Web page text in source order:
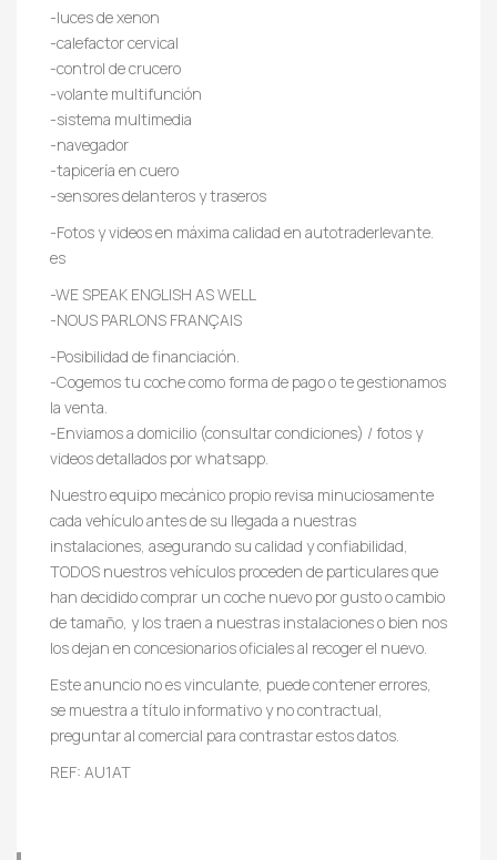
-luces de xenon
-calefactor cervical
-control de crucero
-volante multifunción
-sistema multimedia
-navegador
-tapicería en cuero
-sensores delanteros y traseros
-Fotos y videos en máxima calidad en autotraderlevante.
es
-WE SPEAK ENGLISH AS WELL
-NOUS PARLONS FRANÇAIS
-Posibilidad de financiación.
-Cogemos tu coche como forma de pago o te gestionamos
la venta.
-Enviamos a domicilio (consultar condiciones) / fotos y
videos detallados por whatsapp.
Nuestro equipo mecánico propio revisa minuciosamente
cada vehículo antes de su llegada a nuestras
instalaciones, asegurando su calidad y confiabilidad,
TODOS nuestros vehículos proceden de particulares que
han decidido comprar un coche nuevo por gusto o cambio
de tamaño, y los traen a nuestras instalaciones o bien nos
los dejan en concesionarios oficiales al recoger el nuevo.
Este anuncio no es vinculante, puede contener errores,
se muestra a título informativo y no contractual,
preguntar al comercial para contrastar estos datos.
REF: AU1AT